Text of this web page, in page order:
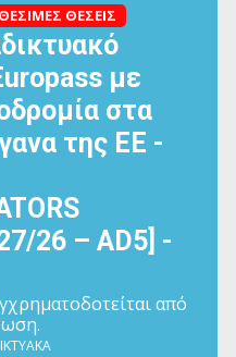
ΘΕΣΕΙΣ
με
στα
της ΕΕ -
26 – AD5] -
από